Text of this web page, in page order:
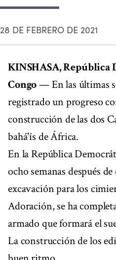
28 DE FEBRERO DE 2021
KINSHASA, República
Congo— En las últimas
registrado un progreso
construcción de las dos
bahá'ís de África.
En la República
ocho semanas después
excavación para los
Adoración, se ha
armado que formará el
La construcción de los